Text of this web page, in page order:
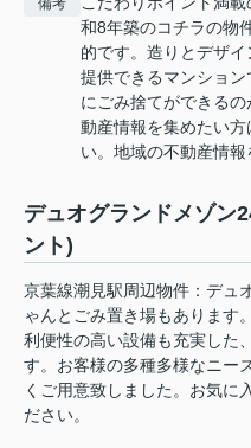
備考
和8年築のコチラの物
的です。造りとデザ
提供できるマンショ
にごみ捨てができる
動産情報を集めたい
い。地域の不動産情報
デュオグランドメゾン
ント)
京葉線潮見駅周辺物件：デュ
ゃんとごみ置き場もあります
利便性の高い設備も充実した
す。お客様の多種多様なニー
くご用意致しました。お気に
ださい。